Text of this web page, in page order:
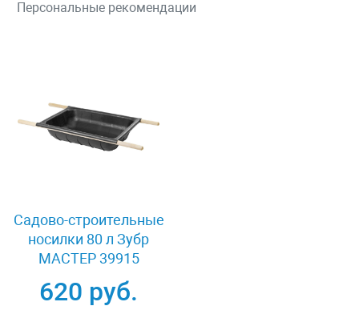
Персональные рекомендации
Садово-строительные
носилки 80 л Зубр
МАСТЕР 39915
620 руб.